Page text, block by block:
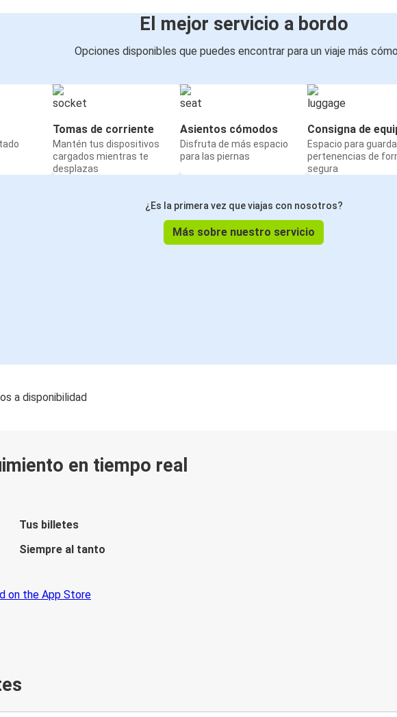
El mejor servicio a bordo
Opciones disponibles que puedes encontrar para un viaje más
Tomas de corriente
Mantén tus dispositivos
cargados mientras te
desplazas
Asientos cómodos
Disfruta de más espacio
para las piernas
Consigna de
Espacio para
pertenencias de
segura
¿Es la primera vez que viajas con nosotros?
Más sobre nuestro servicio
a disponibilidad
en tiempo real
Tus billetes
Siempre al tanto